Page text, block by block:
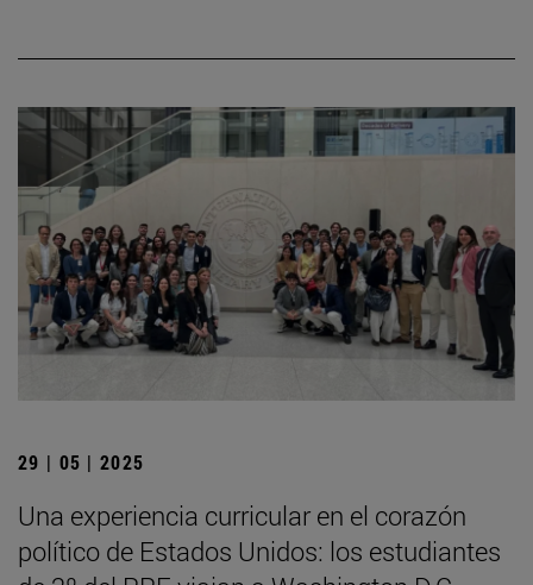
29 | 05 | 2025
Una experiencia curricular en el corazón
político de Estados Unidos: los estudiantes